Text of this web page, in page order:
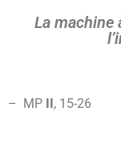
La machine
– MP II, 15-26